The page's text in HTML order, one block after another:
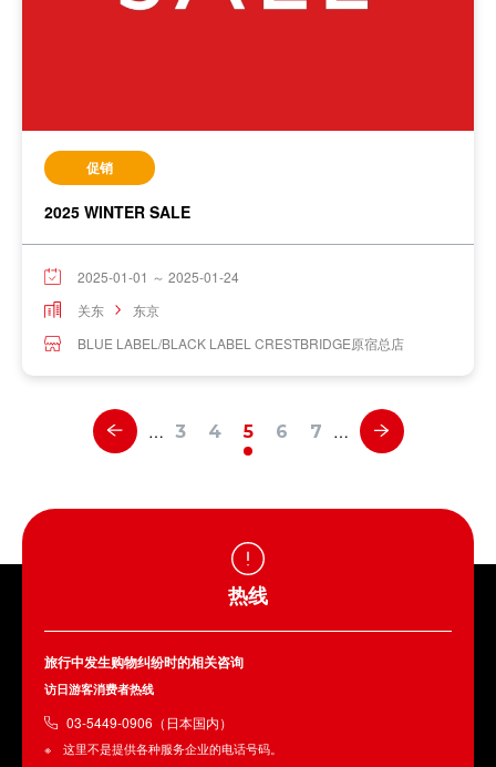
促销
2025 WINTER SALE
2025-01-01 ～ 2025-01-24
关东
东京
BLUE LABEL/BLACK LABEL CRESTBRIDGE原宿总店
… 3 4 5 6 7 …
热线
旅行中发生购物纠纷时的相关咨询
访日游客消费者热线
03-5449-0906（日本国内）
这里不是提供各种服务企业的电话号码。